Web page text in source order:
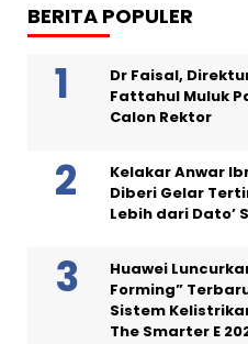
BERITA POPULER
Dr Faisal,
Fattahul Muluk
Calon Rektor
Kelakar Anwar
Diberi Gelar
Lebih dari Dato’
Huawei
Forming”
Sistem
The Smarter E